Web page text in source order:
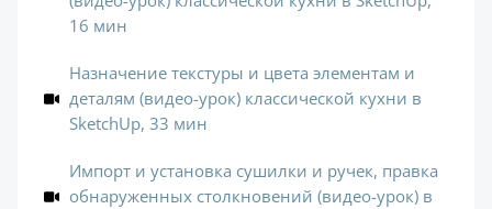
16 мин
Назначение текстуры и цвета элементам и
деталям (видео-урок) классической кухни в
SketchUp, 33 мин
Импорт и установка сушилки и ручек, правка
обнаруженных столкновений (видео-урок) в